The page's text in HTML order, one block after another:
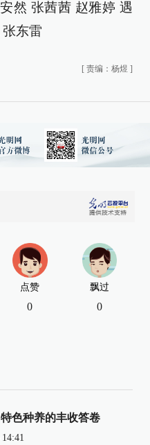
然 张茜茜 赵雅婷 遇
东雷
[ 责编：杨煜 ]
点赞
0
飘过
0
色种养的丰收答卷